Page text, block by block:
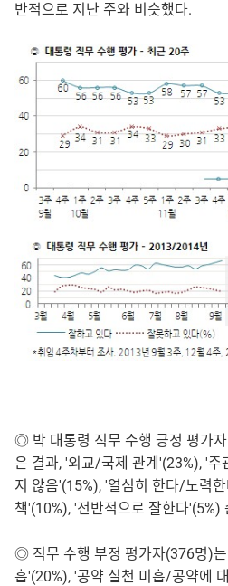
반적으로 지난 주와 비슷했다.
◎ 박 대통령 직무 수행 긍정 평가
은 결과, '외교/국제 관계'(23%), '
지 않음'(15%), '열심히 한다/노력
책'(10%), '전반적으로 잘한다'(5%)
◎ 직무 수행 부정 평가자(376명)는
흡'(20%), '공약 실천 미흡/공약에